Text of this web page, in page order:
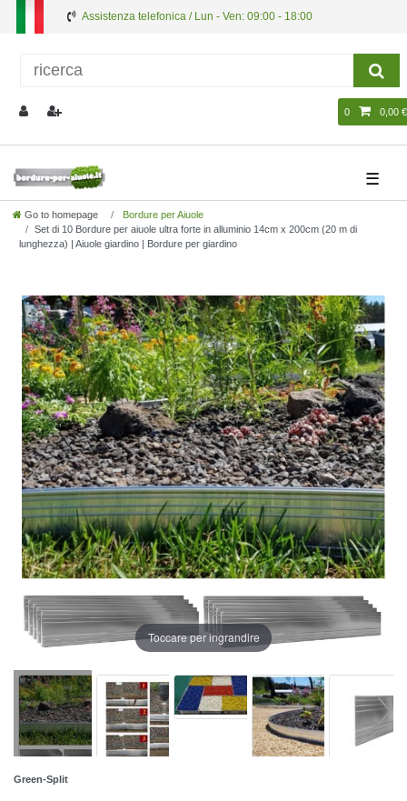
Assistenza telefonica / Lun - Ven: 09:00 - 18:00
0 0,00 €
☰
Go to homepage
Bordure per Aiuole
Set di 10 Bordure per aiuole ultra forte in alluminio 14cm x 200cm (20 m di
lunghezza) | Aiuole giardino | Bordure per giardino
Toccare per ingrandire
Green-Split